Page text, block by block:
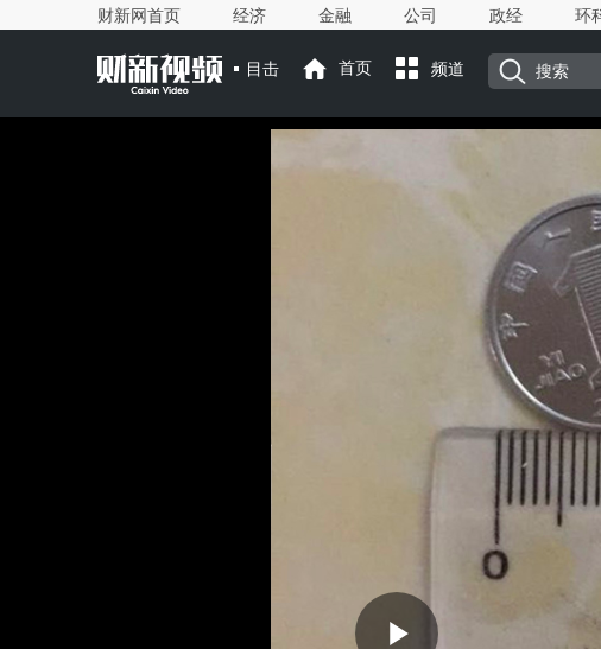
财新网首页 经济 金融 公司 政经 环
目击 首页 频道